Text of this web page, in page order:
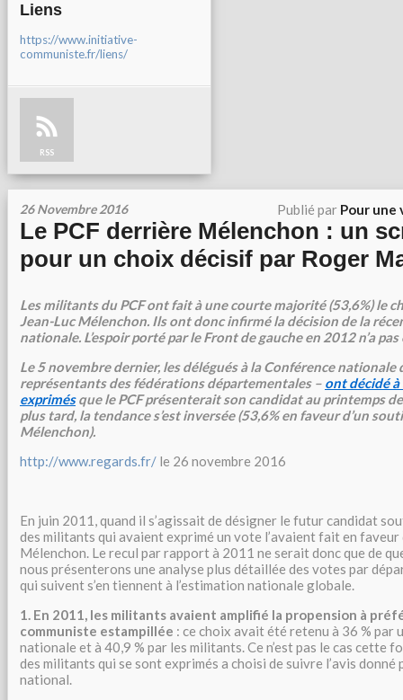
Liens
https://www.initiative-
communiste.fr/liens/
RSS
26 Novembre 2016 Publié par Pour une
Le PCF derrière Mélenchon : un
pour un choix décisif par Roger
Les militants du PCF ont fait à une courte majorité (53,6%) le
Jean-Luc Mélenchon. Ils ont donc infirmé la décision de la
nationale. L’espoir porté par le Front de gauche en 2012 n’a
Le 5 novembre dernier, les délégués à la Conférence nationale
représentants des fédérations départementales – ont décidé à
exprimésque le PCF présenterait son candidat au printemps
plus tard, la tendance s’est inversée (53,6% en faveur d’un
Mélenchon).
http://www.regards.fr/ le 26 novembre 2016
En juin 2011, quand il s’agissait de désigner le futur candidat
des militants qui avaient exprimé un vote l’avaient fait en faveur
Mélenchon. Le recul par rapport à 2011 ne serait donc que de
nous présenterons une analyse plus détaillée des votes par
qui suivent s’en tiennent à l’estimation nationale globale.
1. En 2011, les militants avaient amplifié la propension à
communiste estampillée : ce choix avait été retenu à 36 % par
nationale et à 40,9 % par les militants. Ce n’est pas le cas cette
des militants qui se sont exprimés a choisi de suivre l’avis
national.